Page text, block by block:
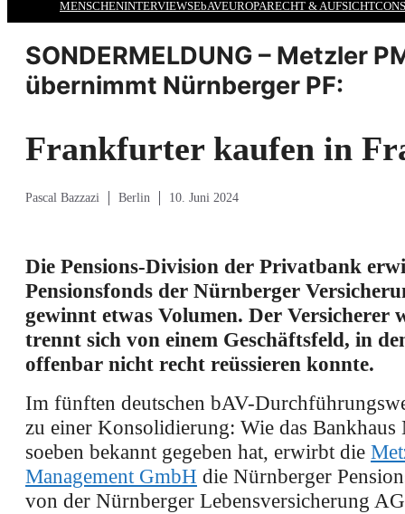
MENSCHENINTERVIEWSEbAVEUROPARECHT & AUFSICHT
SONDERMELDUNG – Metzler
übernimmt Nürnberger PF:
Frankfurter kaufen in
Pascal Bazzazi Berlin 10. Juni 2024
Die Pensions-Division der Privatbank
Pensionsfonds der Nürnberger
gewinnt etwas Volumen. Der Versicherer
trennt sich von einem Geschäftsfeld, in
offenbar nicht recht reüssieren konnte.
Im fünften deutschen bAV-
zu einer Konsolidierung: Wie das Bankhaus
soeben bekannt gegeben hat, erwirbt die
Management GmbH die Nürnberger
von der Nürnberger Lebensversicherung